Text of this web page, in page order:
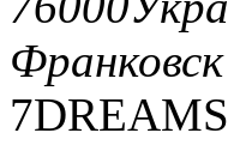
Франковск